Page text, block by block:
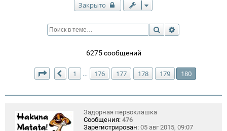
Закрыто
Поиск
6275 сообщений
Страница 180 из180
Пред.
1 … 176 177 178 179 180
Задорная первоклашка
Сообщения: 476
Зарегистрирован: 05 авг 2015, 09:07